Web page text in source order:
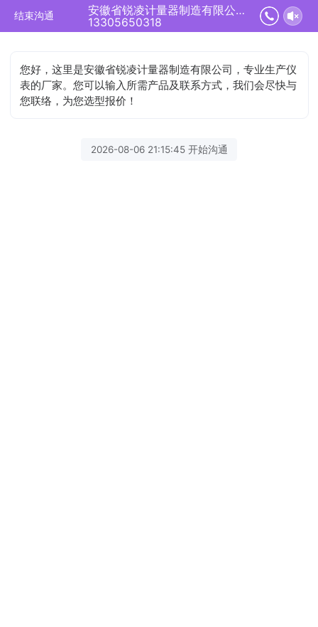
结束沟通
安徽省锐凌计量器制造有限公司正在为您服务
13305650318
您好，这里是安徽省锐凌计量器制造有限公司，专业生产仪
表的厂家。您可以输入所需产品及联系方式，我们会尽快与
您联络，为您选型报价！
2026-08-06 21:15:45 开始沟通